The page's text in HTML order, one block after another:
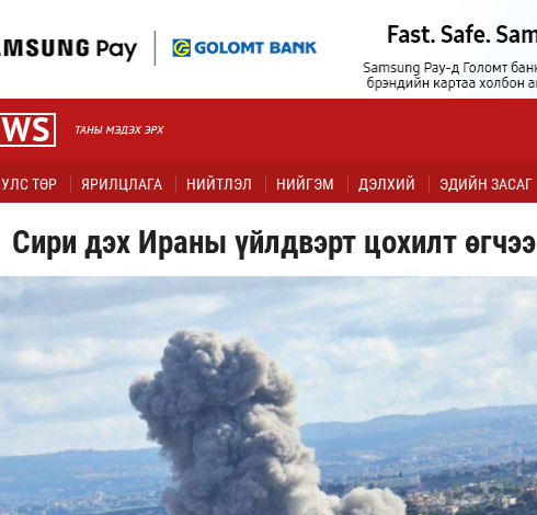
УЛС ТӨР ЯРИЛЦЛАГА НИЙТЛЭЛ НИЙГЭМ ДЭЛХИЙ ЭДИЙН ЗАСАГ
Сири дэх Ираны үйлдвэрт цохилт өгчээ